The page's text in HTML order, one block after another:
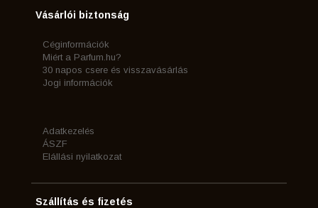
Vásárlói biztonság
Céginformációk
Miért a Parfum.hu?
30 napos csere és visszavásárlás
Jogi információk
Adatkezelés
ÁSZF
Elállási nyilatkozat
Szállítás és fizetés